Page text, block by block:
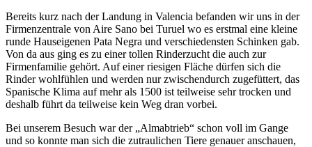
Bereits kurz nach der Landung in Valencia befanden wir uns in der
Firmenzentrale von Aire Sano bei Turuel wo es erstmal eine kleine
runde Hauseigenen Pata Negra und verschiedensten Schinken gab.
Von da aus ging es zu einer tollen Rinderzucht die auch zur
Firmenfamilie gehört. Auf einer riesigen Fläche dürfen sich die
Rinder wohlfühlen und werden nur zwischendurch zugefüttert, das
Spanische Klima auf mehr als 1500 ist teilweise sehr trocken und
deshalb führt da teilweise kein Weg dran vorbei.
Bei unserem Besuch war der „Almabtrieb“ schon voll im Gange
und so konnte man sich die zutraulichen Tiere genauer anschauen,